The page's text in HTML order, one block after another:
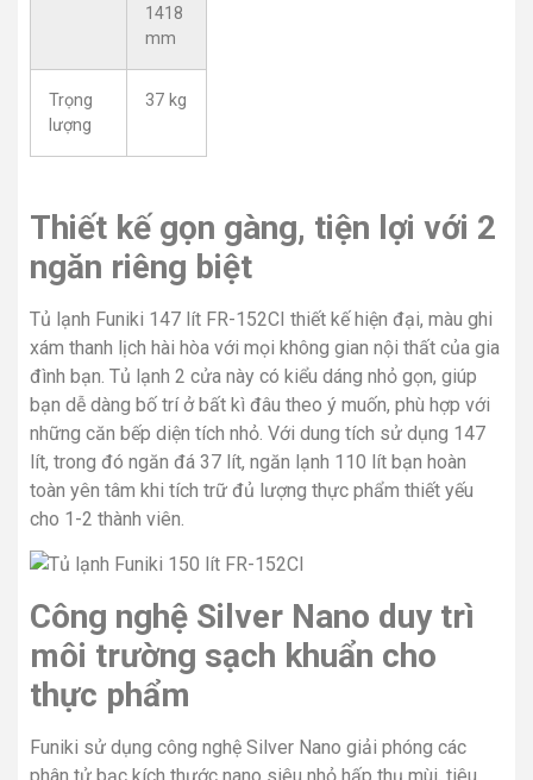
1418
mm
Trọng
lượng
37 kg
Thiết kế gọn gàng, tiện lợi với 2
ngăn riêng biệt
Tủ lạnh Funiki 147 lít FR-152CI thiết kế hiện đại, màu ghi
xám thanh lịch hài hòa với mọi không gian nội thất của gia
đình bạn. Tủ lạnh 2 cửa này có kiểu dáng nhỏ gọn, giúp
bạn dễ dàng bố trí ở bất kì đâu theo ý muốn, phù hợp với
những căn bếp diện tích nhỏ. Với dung tích sử dụng 147
lít, trong đó ngăn đá 37 lít, ngăn lạnh 110 lít bạn hoàn
toàn yên tâm khi tích trữ đủ lượng thực phẩm thiết yếu
cho 1-2 thành viên.
Công nghệ Silver Nano duy trì
môi trường sạch khuẩn cho
thực phẩm
Funiki sử dụng công nghệ Silver Nano giải phóng các
phân tử bạc kích thước nano siêu nhỏ hấp thụ mùi, tiêu